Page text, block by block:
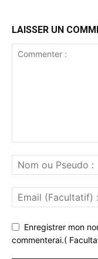
LAISSER UN
Enregistrer mon
commenterai.(